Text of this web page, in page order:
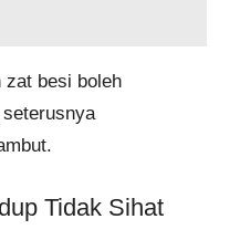
zat besi boleh
Tidak Sihat